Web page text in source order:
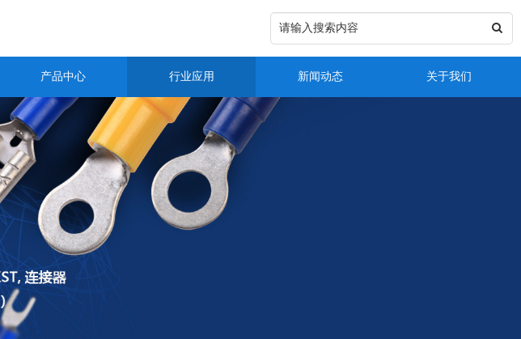
产品中心 行业应用 新闻动态 关于我们